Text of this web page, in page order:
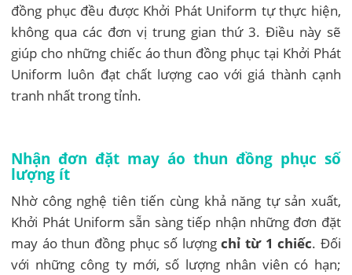
đồng phục đều được Khởi Phát Uniform tự thực hiện,
không qua các đơn vị trung gian thứ 3. Điều này sẽ
giúp cho những chiếc áo thun đồng phục tại Khởi Phát
Uniform luôn đạt chất lượng cao với giá thành cạnh
tranh nhất trong tỉnh.
Nhận đơn đặt may áo thun đồng phục số
lượng ít
Nhờ công nghệ tiên tiến cùng khả năng tự sản xuất,
Khởi Phát Uniform sẵn sàng tiếp nhận những đơn đặt
may áo thun đồng phục số lượngchỉ từ 1 chiếc. Đối
với những công ty mới, số lượng nhân viên có hạn;